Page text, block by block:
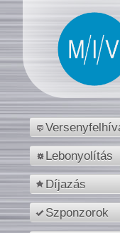
Lebonyolítás
Díjazás
Szponzorok